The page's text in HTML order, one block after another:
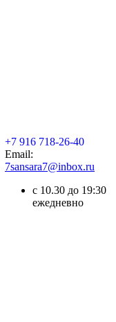
+7 916 718-26-40
Email:
7sansara7@inbox.ru
с 10.30 до 19:30
ежедневно